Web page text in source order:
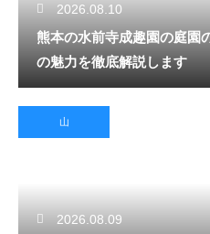
2026.08.10
熊本の水前寺成趣園の庭園
の魅力を徹底解説します
山
2026.08.09